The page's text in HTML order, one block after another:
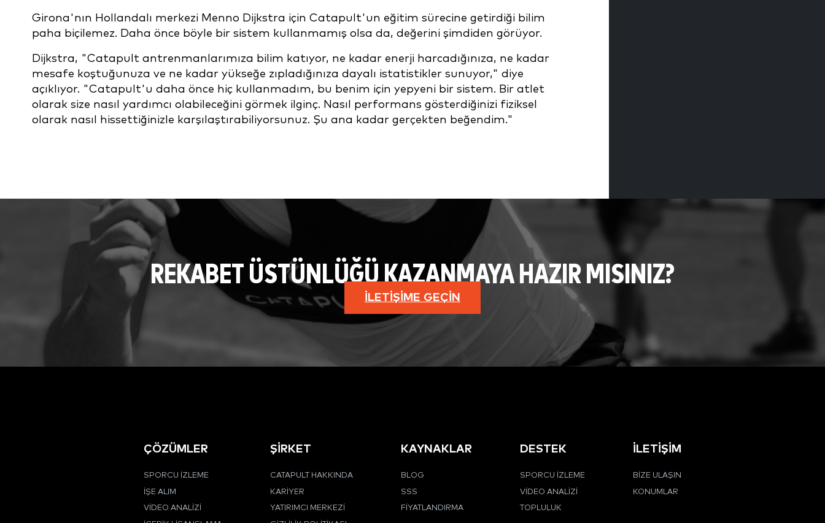
Girona'nın Hollandalı merkezi Menno Dijkstra için Catapult'un eğitim sürecine getirdiği bilim
paha biçilemez. Daha önce böyle bir sistem kullanmamış olsa da, değerini şimdiden görüyor.
Dijkstra, "Catapult antrenmanlarımıza bilim katıyor, ne kadar enerji harcadığınıza, ne kadar
mesafe koştuğunuza ve ne kadar yükseğe zıpladığınıza dayalı istatistikler sunuyor," diye
açıklıyor. "Catapult'u daha önce hiç kullanmadım, bu benim için yepyeni bir sistem. Bir atlet
olarak size nasıl yardımcı olabileceğini görmek ilginç. Nasıl performans gösterdiğinizi fiziksel
olarak nasıl hissettiğinizle karşılaştırabiliyorsunuz. Şu ana kadar gerçekten beğendim."
REKABET ÜSTÜNLÜĞÜ KAZANMAYA HAZIR MISINIZ?
İLETIŞIME GEÇIN
ÇÖZÜMLER
SPORCU İZLEME
İŞE ALIM
VIDEO ANALIZI
ŞİRKET
CATAPULT HAKKINDA
KARIYER
YATIRIMCI MERKEZI
KAYNAKLAR
BLOG
SSS
FIYATLANDIRMA
DESTEK
SPORCU İZLEME
VIDEO ANALIZI
TOPLULUK
İLETIŞIM
BIZE ULAŞIN
KONUMLAR